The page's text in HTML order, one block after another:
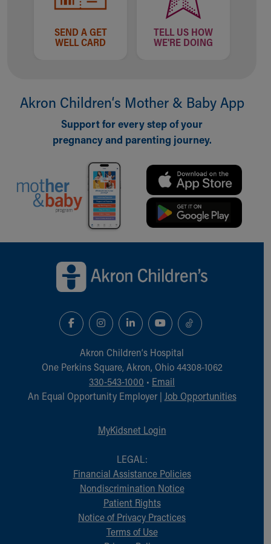
SEND A GET
WELL CARD
TELL US HOW
WE'RE DOING
Akron Children‘s Mother & Baby App
Support for every step of your
pregnancy and parenting journey.
Akron Children‘s Hospital
One Perkins Square, Akron, Ohio 44308-1062
330-543-1000 • Email
An Equal Opportunity Employer | Job Opportunities
MyKidsnet Login
LEGAL:
Financial Assistance Policies
Nondiscrimination Notice
Patient Rights
Notice of Privacy Practices
Terms of Use